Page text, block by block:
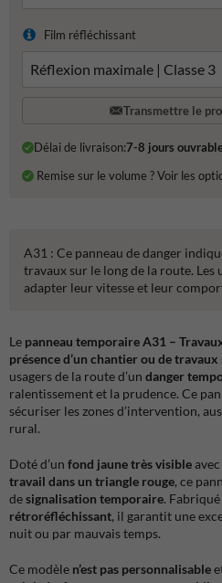
Film réfléchissant
Transmettre le
Délai de livraison:7-8 jours
Remise sur le volume ? Voir les
A31 : Ce panneau de danger
travaux sur le long de la route. Les
adapter leur vitesse et leur
Le panneau temporaire A31 –
présence d’un chantier ou de travaux
usagers de la route d’un danger
ralentissement et la prudence. Ce
sécuriser les zones d’intervention,
rural.
Doté d’un fond jaune très visible
travail dans un triangle rouge, ce
designalisation temporaire. Fabriqué
rétroréfléchissant, il garantit une
nuit ou par mauvais temps.
Ce modèle n’est pas personnalisable